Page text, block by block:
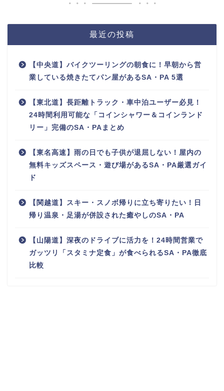
最近の投稿
【中央道】バイクツーリングの朝食に！早朝から営
業している焼きたてパン屋があるSA・PA 5選
【東北道】長距離トラック・車中泊ユーザー必見！
24時間利用可能な「コインシャワー＆コインランド
リー」完備のSA・PAまとめ
【東名高速】雨の日でも子供が退屈しない！屋内の
無料キッズスペース・遊び場があるSA・PA厳選ガイ
ド
【関越道】スキー・スノボ帰りに立ち寄りたい！日
帰り温泉・足湯が併設された癒やしのSA・PA
【山陽道】深夜のドライブに活力を！24時間営業で
ガッツリ「スタミナ定食」が食べられるSA・PA徹底
比較